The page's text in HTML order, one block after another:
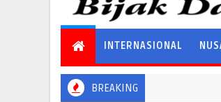
INTERNASIONAL
BREAKING